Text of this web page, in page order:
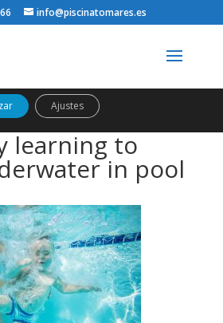
info@piscinatomares.es
learning to
in pool
y de terceros para analizar el uso
de un perfil elaborado a partir de tus
(por ejemplo, páginas visitadas).Política
Ajustes